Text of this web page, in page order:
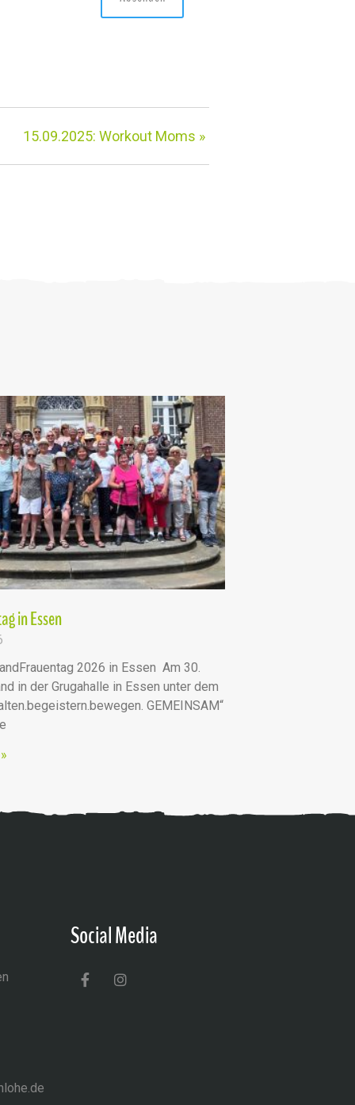
15.09.2025: Workout Moms »
in Essen
2026 in Essen Am 30.
in der Grugahalle in Essen unter dem
GEMEINSAM“
Social Media